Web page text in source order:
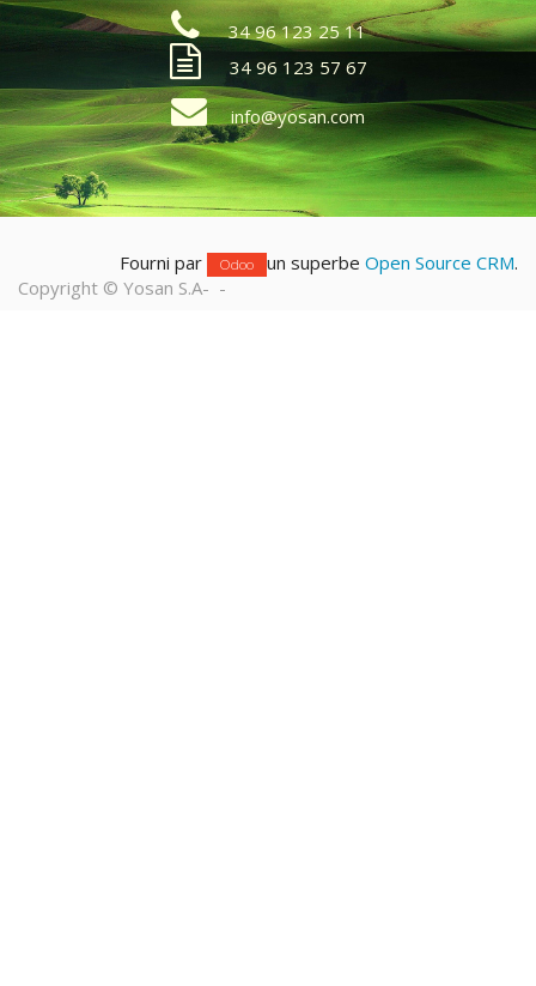
34 96 123 25 11
34 96 123 57 67
info@yosan.com
Fourni par Odoo un superbe Open Source CRM.
Copyright © Yosan S.A- -